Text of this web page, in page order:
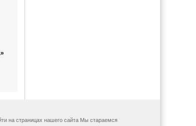
на страницах нашего сайта Мы стараемся